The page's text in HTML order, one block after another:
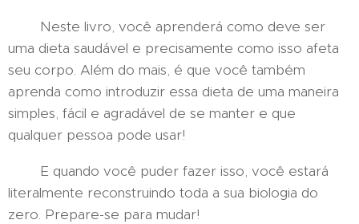
Neste livro, você aprenderá como deve ser
uma dieta saudável e precisamente como isso afeta
seu corpo. Além do mais, é que você também
aprenda como introduzir essa dieta de uma maneira
simples, fácil e agradável de se manter e que
qualquer pessoa pode usar!
E quando você puder fazer isso, você estará
literalmente reconstruindo toda a sua biologia do
zero. Prepare-se para mudar!